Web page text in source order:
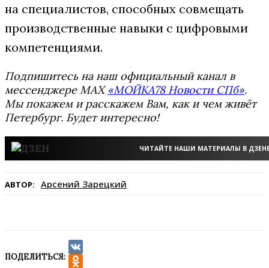
на специалистов, способных совмещать
производственные навыки с цифровыми
компетенциями.
Подпишитесь на наш официальный канал в
мессенджере MAX«МОЙКА78 Новости СПб».
Мы покажем и расскажем Вам, как и чем живёт
Петербург. Будет интересно!
ЧИТАЙТЕ НАШИ МАТЕРИАЛЫ В
АВТОР: Арсений Зарецкий
ПОДЕЛИТЬСЯ:
VK